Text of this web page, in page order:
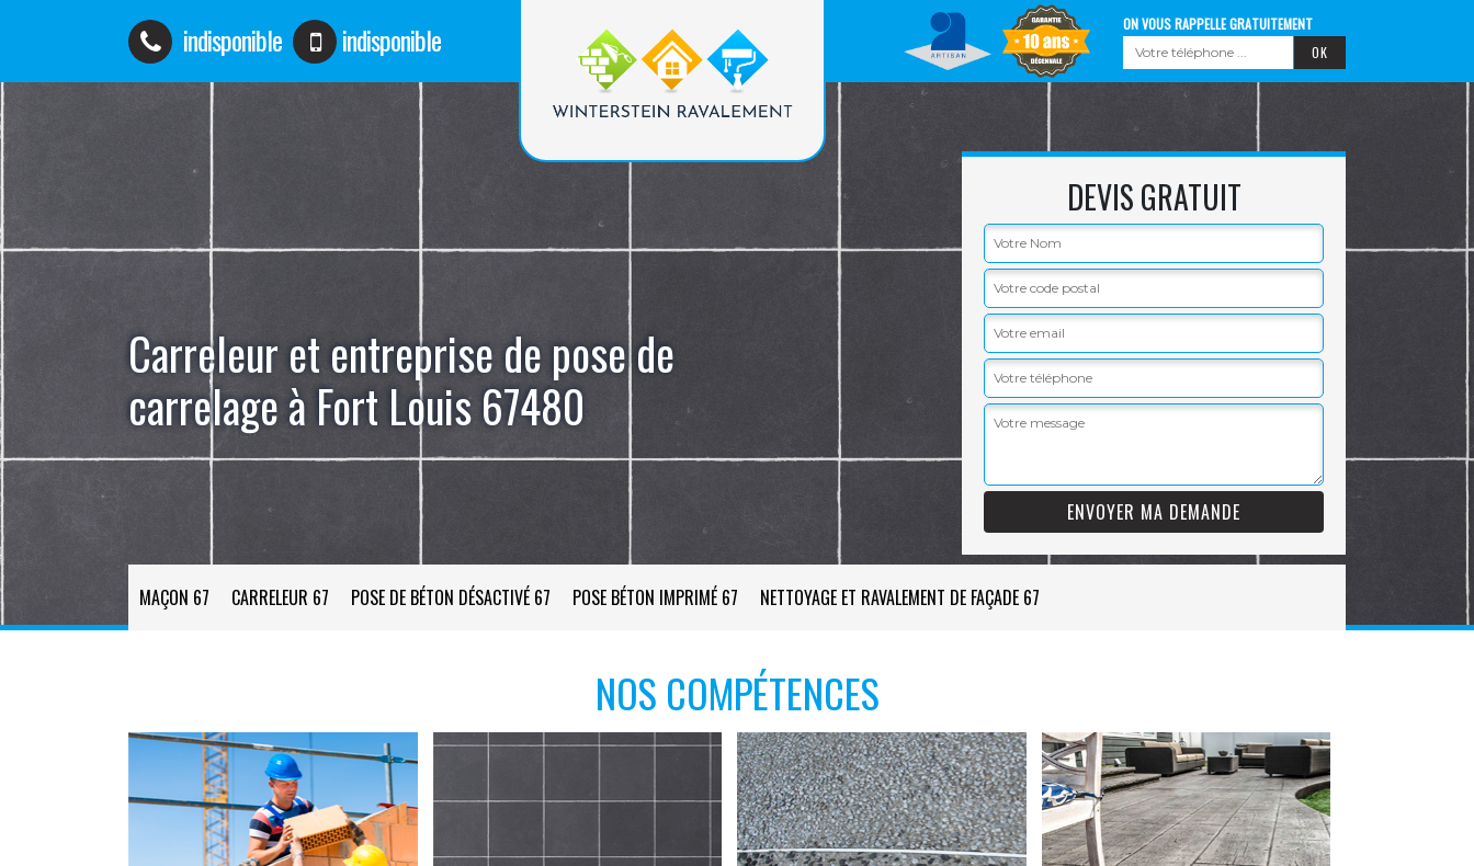
indisponible indisponible ON VOUS RAPPELLE GRATUITEMENT
Carreleur et entreprise de pose de
carrelage à Fort Louis 67480
DEVIS GRATUIT
MAÇON 67 CARRELEUR 67 POSE DE BÉTON DÉSACTIVÉ 67 POSE BÉTON IMPRIMÉ 67 NETTOYAGE ET RAVALEMENT DE FAÇADE 67
NOS COMPÉTENCES